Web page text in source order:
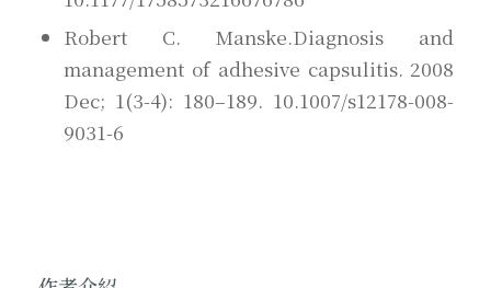
Robert C. Manske.Diagnosis and
management of adhesive capsulitis. 2008
Dec; 1(3-4): 180–189. 10.1007/s12178-008-
9031-6